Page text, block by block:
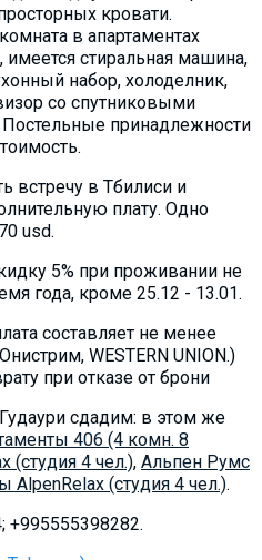
кровати.
в апартаментах
стиральная машина,
набор, холоделник,
со спутниковыми
Постельные принадлежности
встречу в Тбилиси и
плату. Oдно
usd.
5% при проживании не
года, кроме 25.12 - 13.01.
составляет не менее
WESTERN UNION.)
при отказе от брони
сдадим: в этом же
406 (4 комн. 8
(студия 4 чел.), Альпен Румс
AlpenRelax (студия 4 чел.).
+995555398282.